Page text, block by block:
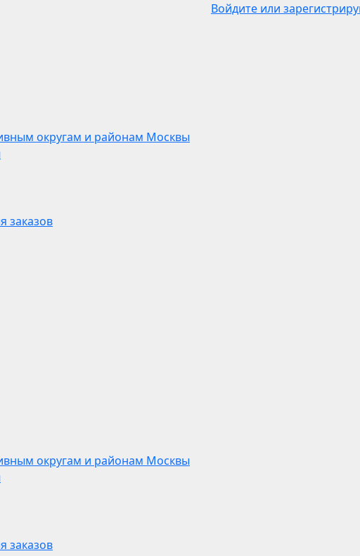
Войдите или
округам и районам Москвы
заказов
округам и районам Москвы
заказов